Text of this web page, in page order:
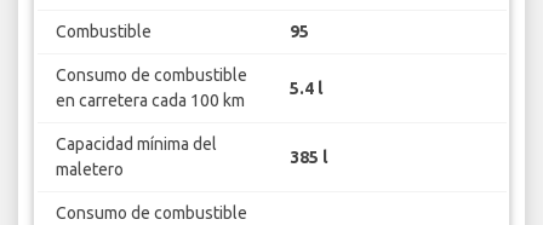
Combustible 95
Consumo de combustible
en carretera cada 100 km
5.4 l
Capacidad mínima del
maletero
385 l
Consumo de combustible